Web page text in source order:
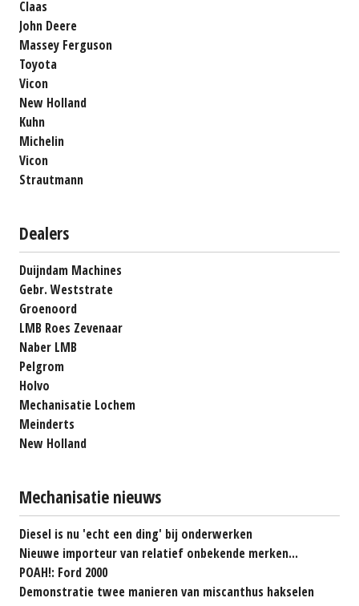
Claas
John Deere
Massey Ferguson
Toyota
Vicon
New Holland
Kuhn
Michelin
Vicon
Strautmann
Dealers
Duijndam Machines
Gebr. Weststrate
Groenoord
LMB Roes Zevenaar
Naber LMB
Pelgrom
Holvo
Mechanisatie Lochem
Meinderts
New Holland
Mechanisatie nieuws
Diesel is nu 'echt een ding' bij onderwerken
Nieuwe importeur van relatief onbekende merken...
POAH!: Ford 2000
Demonstratie twee manieren van miscanthus hakselen